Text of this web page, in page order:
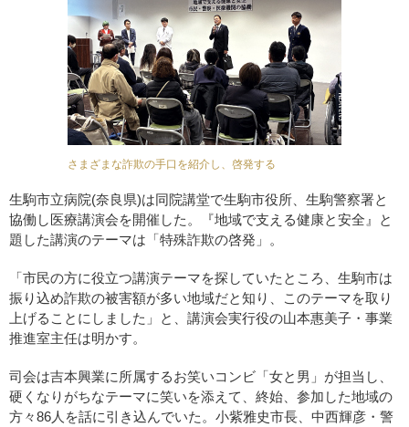
さまざまな詐欺の手口を紹介し、啓発する
生駒市立病院(奈良県)は同院講堂で生駒市役所、生駒警察署と
協働し医療講演会を開催した。『地域で支える健康と安全』と
題した講演のテーマは「特殊詐欺の啓発」。
「市民の方に役立つ講演テーマを探していたところ、生駒市は
振り込め詐欺の被害額が多い地域だと知り、このテーマを取り
上げることにしました」と、講演会実行役の山本惠美子・事業
推進室主任は明かす。
司会は吉本興業に所属するお笑いコンビ「女と男」が担当し、
硬くなりがちなテーマに笑いを添えて、終始、参加した地域の
方々86人を話に引き込んでいた。小紫雅史市長、中西輝彦・警